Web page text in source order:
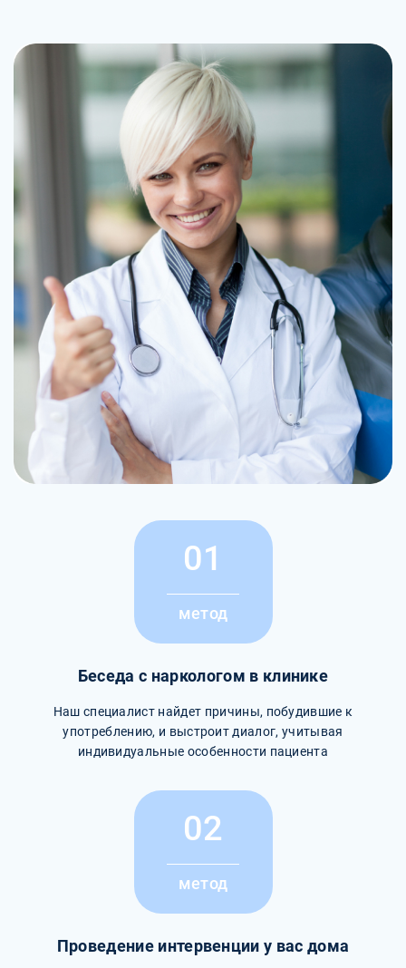
01
метод
Беседа с наркологом в клинике
Наш специалист найдет причины, побудившие к
употреблению, и выстроит диалог, учитывая
индивидуальные особенности пациента
02
метод
Проведение интервенции у вас дома